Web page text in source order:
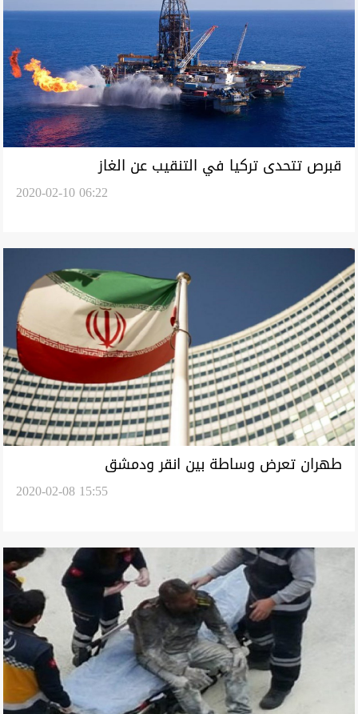
قبرص تتحدى تركيا في التنقيب عن الغاز
2020-02-10 06:22
طهران تعرض وساطة بين انقر ودمشق
2020-02-08 15:55